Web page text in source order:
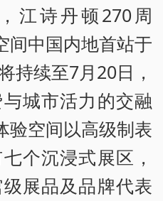
江诗丹顿270周
间中国内地首站于
持续至7月20日，
城市活力的交融
验空间以高级制表
个沉浸式展区，
展品及品牌代表